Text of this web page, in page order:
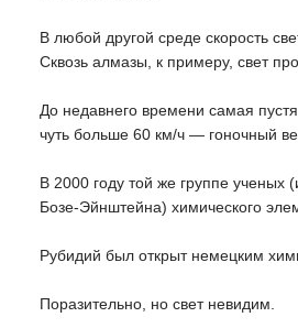
В любой другой среде скорость
Сквозь алмазы, к примеру, свет
До недавнего времени самая
чуть больше 60 км/ч — гоночный
В 2000 году той же группе ученых
Бозе-Эйнштейна) химического
Рубидий был открыт немецким
Поразительно, но свет невидим.